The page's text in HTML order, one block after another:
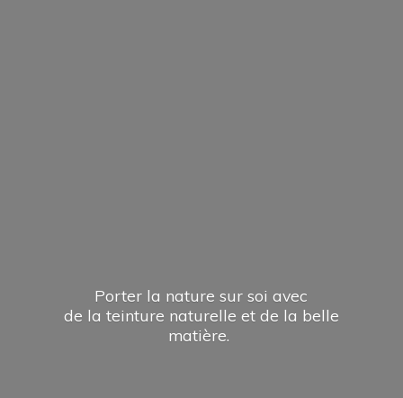
Porter la nature sur soi avec
de la teinture naturelle et de la belle
matière.